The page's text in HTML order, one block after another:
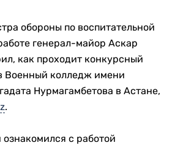
обороны по воспитательной
генерал-майор Аскар
как проходит конкурсный
Военный колледж имени
Нурмагамбетова в Астане,
.
с работой